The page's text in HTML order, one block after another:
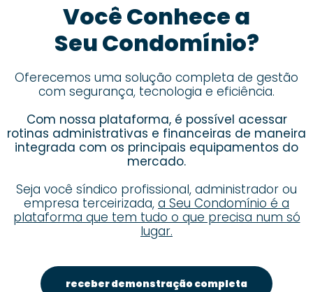
Você Conhece a
Seu Condomínio?
Oferecemos uma solução completa de gestão
com segurança, tecnologia e eficiência.
Com nossa plataforma, é possível acessar
rotinas administrativas e financeiras de maneira
integrada com os principais equipamentos do
mercado.
Seja você síndico profissional, administrador ou
empresa terceirizada, a Seu Condomínio é a
plataforma que tem tudo o que precisa num só
lugar.
receber demonstração completa